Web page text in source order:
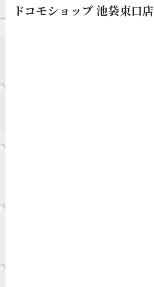
ドコモショップ 池袋東口店